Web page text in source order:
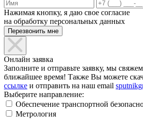
Нажимая кнопку, я даю свое согласие
на обработку персональных данных
Онлайн заявка
Заполните и отправьте заявку, мы
ближайшее время! Также Вы можете
ссылке и отправить на наш email
Выберите направление:
Обеспечение транспортной
Метрология